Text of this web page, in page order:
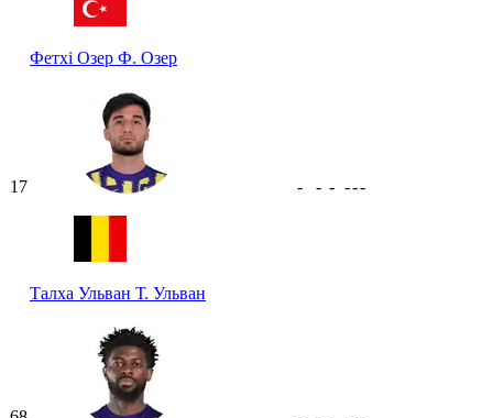
Фетхі Озер Ф. Озер
17
Талха Ульван Т. Ульван
- - - ---